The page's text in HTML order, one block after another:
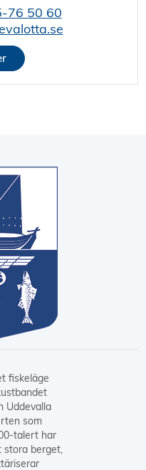
76 50 60
fiskeläge
Uddevalla
som
talert har
berget,